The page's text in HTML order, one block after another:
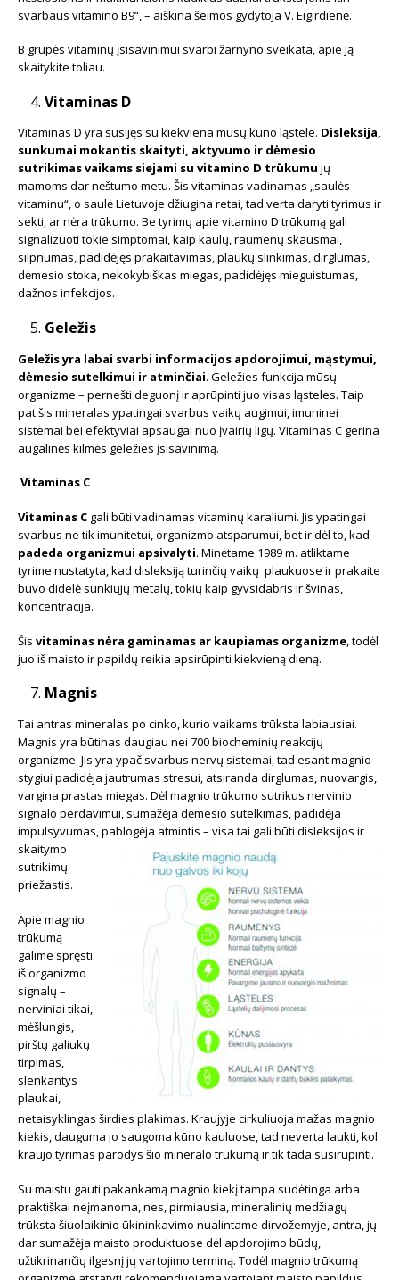
svarbaus vitamino B9“, – aiškina šeimos gydytoja V. Eigirdienė.
B grupės vitaminų įsisavinimui svarbi žarnyno sveikata, apie ją
skaitykite toliau.
Vitaminas D
Vitaminas D yra susijęs su kiekviena mūsų kūno ląstele. Disleksija,
sunkumai mokantis skaityti, aktyvumo ir dėmesio
sutrikimas vaikams siejami su vitamino D trūkumu jų
mamoms dar nėštumo metu. Šis vitaminas vadinamas „saulės
vitaminu“, o saulė Lietuvoje džiugina retai, tad verta daryti tyrimus ir
sekti, ar nėra trūkumo. Be tyrimų apie vitamino D trūkumą gali
signalizuoti tokie simptomai, kaip kaulų, raumenų skausmai,
silpnumas, padidėjęs prakaitavimas, plaukų slinkimas, dirglumas,
dėmesio stoka, nekokybiškas miegas, padidėjęs mieguistumas,
dažnos infekcijos.
Geležis
Geležis yra labai svarbi informacijos apdorojimui, mąstymui,
dėmesio sutelkimui ir atminčiai. Geležies funkcija mūsų
organizme – pernešti deguonį ir aprūpinti juo visas ląsteles. Taip
pat šis mineralas ypatingai svarbus vaikų augimui, imuninei
sistemai bei efektyviai apsaugai nuo įvairių ligų. Vitaminas C gerina
augalinės kilmės geležies įsisavinimą.
Vitaminas C
Vitaminas C gali būti vadinamas vitaminų karaliumi. Jis ypatingai
svarbus ne tik imunitetui, organizmo atsparumui, bet ir dėl to, kad
padeda organizmui apsivalyti. Minėtame 1989 m. atliktame
tyrime nustatyta, kad disleksiją turinčių vaikų plaukuose ir prakaite
buvo didelė sunkiųjų metalų, tokių kaip gyvsidabris ir švinas,
koncentracija.
Šis vitaminas nėra gaminamas ar kaupiamas organizme , todėl
juo iš maisto ir papildų reikia apsirūpinti kiekvieną dieną.
Magnis
Tai antras mineralas po cinko, kurio vaikams trūksta labiausiai.
Magnis yra būtinas daugiau nei 700 biocheminių reakcijų
organizme. Jis yra ypač svarbus nervų sistemai, tad esant magnio
stygiui padidėja jautrumas stresui, atsiranda dirglumas, nuovargis,
vargina prastas miegas. Dėl magnio trūkumo sutrikus nervinio
signalo perdavimui, sumažėja dėmesio sutelkimas, padidėja
impulsyvumas, pablogėja atmintis – visa tai gali būti disleksijos ir
skaitymo
sutrikimų
priežastis.
Apie magnio
trūkumą
galime spręsti
iš organizmo
signalų –
nerviniai tikai,
mėšlungis,
pirštų galiukų
tirpimas,
slenkantys
plaukai,
netaisyklingas širdies plakimas. Kraujyje cirkuliuoja mažas magnio
kiekis, dauguma jo saugoma kūno kauluose, tad neverta laukti, kol
kraujo tyrimas parodys šio mineralo trūkumą ir tik tada susirūpinti.
Su maistu gauti pakankamą magnio kiekį tampa sudėtinga arba
praktiškai neįmanoma, nes, pirmiausia, mineralinių medžiagų
trūksta šiuolaikinio ūkininkavimo nualintame dirvožemyje, antra, jų
dar sumažėja maisto produktuose dėl apdorojimo būdų,
užtikrinančių ilgesnį jų vartojimo terminą. Todėl magnio trūkumą